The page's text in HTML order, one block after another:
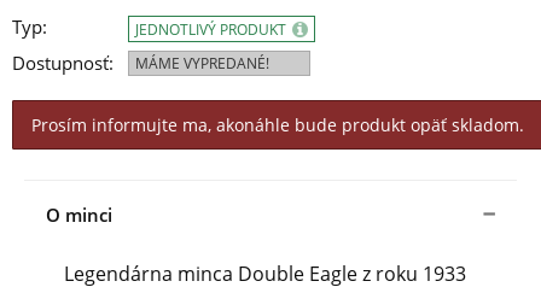
Typ:
Dostupnosť:
JEDNOTLIVÝ PRODUKT
MÁME VYPREDANÉ!
Prosím informujte ma, akonáhle bude produkt opäť skladom.
O minci
Legendárna minca Double Eagle z roku 1933